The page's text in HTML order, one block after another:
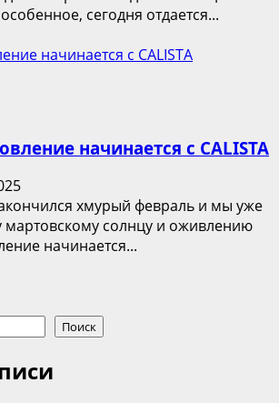
сегодня отдается...
начинается с CALISTA
начинается с CALISTA
хмурый февраль и мы уже
мартовскому солнцу и оживлению
начинается...
Поиск